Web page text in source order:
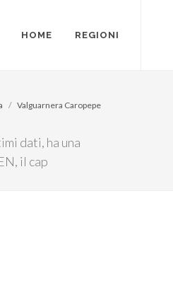
HOME REGIONI
dati, ha una
il cap
Valguarnera Caropepe